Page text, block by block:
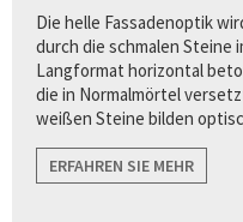
Die helle Fassadenoptik
durch die schmalen Steine
Langformat horizontal
die in Normalmörtel
weißen Steine bilden
harmonische Übergänge zu
angrenzenden Flächen wie
Fenstern, und Türen.
ERFAHREN SIE MEHR